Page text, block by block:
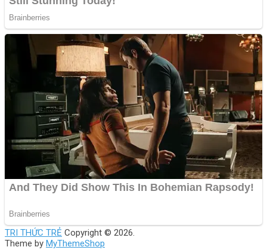
TRI THỨC TRẺ Copyright © 2026.
Theme by MyThemeShop